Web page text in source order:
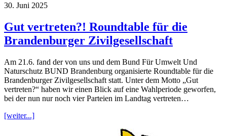
30. Juni 2025
Gut vertreten?! Roundtable für die
Brandenburger Zivilgesellschaft
Am 21.6. fand der von uns und dem Bund Für Umwelt Und
Naturschutz BUND Brandenburg organisierte Roundtable für die
Brandenburger Zivilgesellschaft statt. Unter dem Motto „Gut
vertreten?“ haben wir einen Blick auf eine Wahlperiode geworfen,
bei der nun nur noch vier Parteien im Landtag vertreten…
[weiter...]